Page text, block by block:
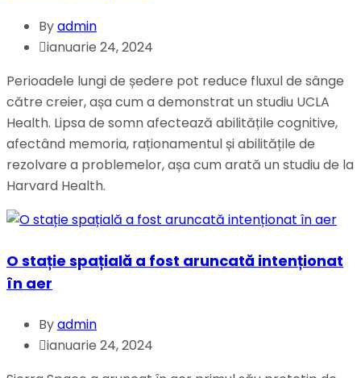
Byadmin
ianuarie 24, 2024
Perioadele lungi de ședere pot reduce fluxul de sânge
către creier, așa cum a demonstrat un studiu UCLA
Health. Lipsa de somn afectează abilitățile cognitive,
afectând memoria, raționamentul și abilitățile de
rezolvare a problemelor, așa cum arată un studiu de la
Harvard Health.
O stație spațială a fost aruncată intenționat
în aer
Byadmin
ianuarie 24, 2024